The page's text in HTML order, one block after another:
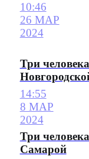
10:46
26 МАР
2024
Три
14:55
8 МАР
2024
Три
Самарой